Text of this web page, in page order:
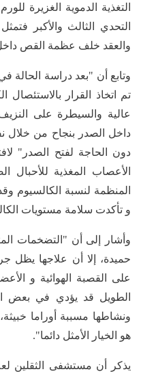
التغذية الدموية الغزيرة
التحدي الثالث والأكبر
والعقد خلف عظمة القص
وتابع أن "بعد دراسة الحالة
تم اتخاذ القرار
عالية والسيطرة على
داخل الصدر بنجاح من خلال
دون الحاجة لفتح الصدر"
الأعصاب المغذية للأحبال
المنظمة لنسبة الكالسيوم
و تأكدت سلامة مستويات
وأشار إلى أن "التضخمات
حميدة، إلا أن علاجها يظل
على القصبة الهوائية و
الطويل قد يؤدي في بعض
ونشاطها مسببة أوراما
هو الخيار الأمثل دائما".
يذكر أن مستشفى الثقلين